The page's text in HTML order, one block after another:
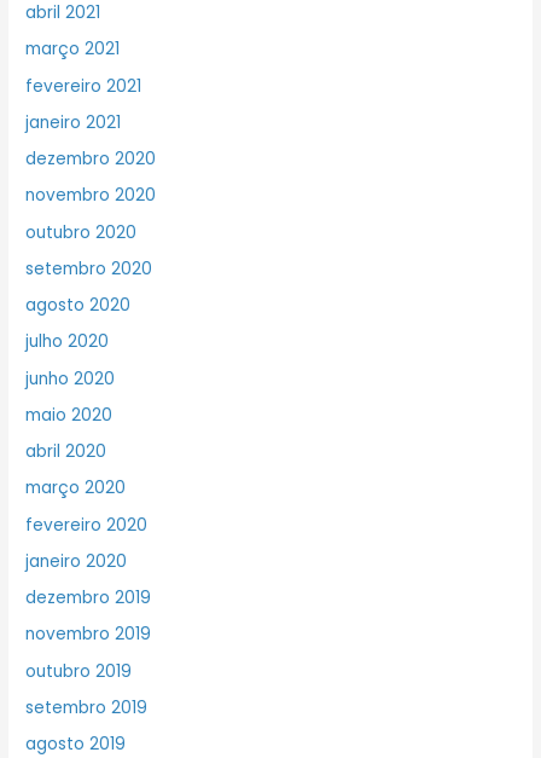
abril 2021
março 2021
fevereiro 2021
janeiro 2021
dezembro 2020
novembro 2020
outubro 2020
setembro 2020
agosto 2020
julho 2020
junho 2020
maio 2020
abril 2020
março 2020
fevereiro 2020
janeiro 2020
dezembro 2019
novembro 2019
outubro 2019
setembro 2019
agosto 2019